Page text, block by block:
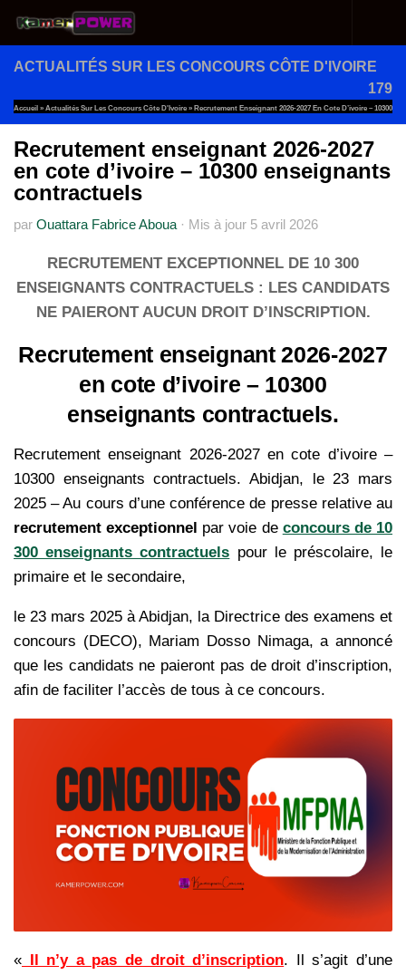
Au dessous du contenu
ACTUALITÉS SUR LES CONCOURS CÔTE D'IVOIRE
179
Accueil » Actualités Sur Les Concours Côte D'Ivoire » Recrutement Enseignant 2026-2027 En Cote D’ivoire – 10300
Enseignants Contractuels
Recrutement enseignant 2026-2027
en cote d’ivoire – 10300 enseignants
contractuels
par Ouattara Fabrice Aboua · Mis à jour 5 avril 2026
RECRUTEMENT EXCEPTIONNEL DE 10 300
ENSEIGNANTS CONTRACTUELS : LES CANDIDATS
NE PAIERONT AUCUN DROIT D’INSCRIPTION.
Recrutement enseignant 2026-2027
en cote d’ivoire – 10300
enseignants contractuels.
Recrutement enseignant 2026-2027 en cote d’ivoire –
10300 enseignants contractuels. Abidjan, le 23 mars
2025 – Au cours d’une conférence de presse relative au
recrutement exceptionnel par voie de concours de 10
300 enseignants contractuels pour le préscolaire, le
primaire et le secondaire,
le 23 mars 2025 à Abidjan, la Directrice des examens et
concours (DECO), Mariam Dosso Nimaga, a annoncé
que les candidats ne paieront pas de droit d’inscription,
afin de faciliter l’accès de tous à ce concours.
« Il n’y a pas de droit d’inscription. Il s’agit d’une